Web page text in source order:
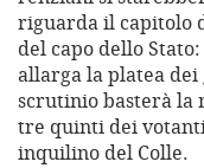
riguarda il capitolo
del capo dello
allarga la platea
scrutinio basterà la
tre quinti dei
inquilino del Colle.